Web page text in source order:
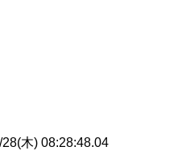
木) 08:28:48.04